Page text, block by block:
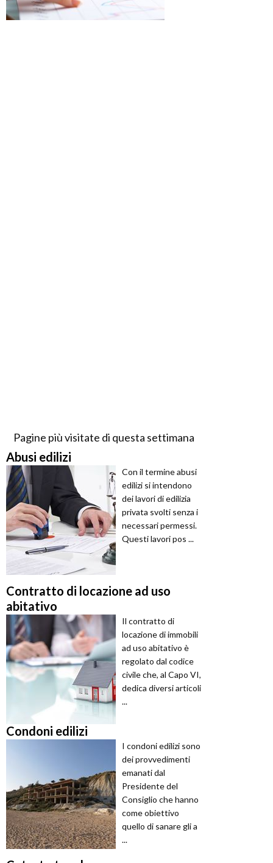
Pagine più visitate di questa settimana
Abusi edilizi
Con il termine abusi
edilizi si intendono
dei lavori di edilizia
privata svolti senza i
necessari permessi.
Questi lavori pos ...
Contratto di locazione ad uso
abitativo
Il contratto di
locazione di immobili
ad uso abitativo è
regolato dal codice
civile che, al Capo VI,
dedica diversi articoli
...
Condoni edilizi
I condoni edilizi sono
dei provvedimenti
emanati dal
Presidente del
Consiglio che hanno
come obiettivo
quello di sanare gli a
...